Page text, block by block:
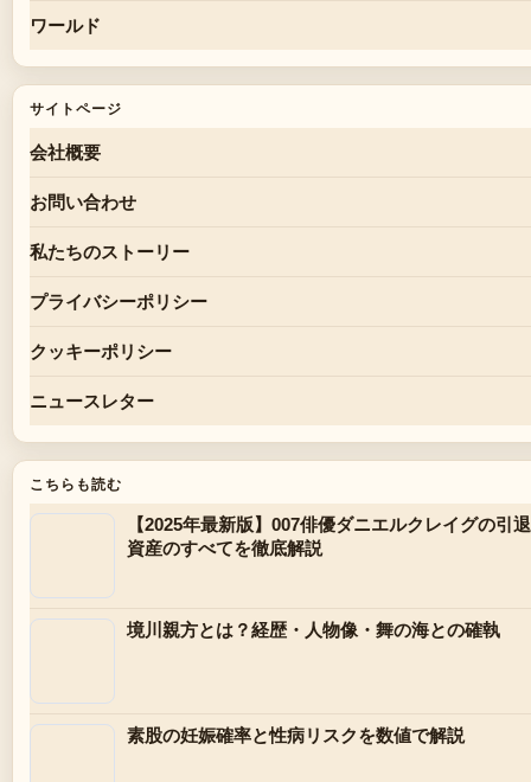
ワールド
サイトページ
会社概要
お問い合わせ
私たちのストーリー
プライバシーポリシー
クッキーポリシー
ニュースレター
こちらも読む
【2025年最新版】007俳優ダニエルクレイグの引
資産のすべてを徹底解説
境川親方とは？経歴・人物像・舞の海との確執
素股の妊娠確率と性病リスクを数値で解説